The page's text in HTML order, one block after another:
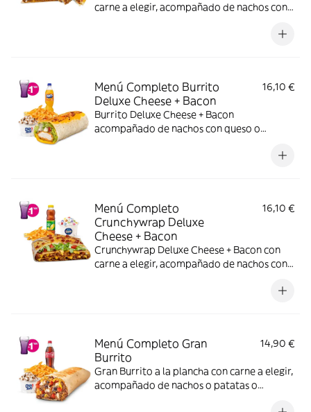
carne a elegir, acompañado de nachos con
Menú Completo Burrito
Deluxe Cheese + Bacon
16,10 €
Burrito Deluxe Cheese + Bacon
acompañado de nachos con queso o
Menú Completo
Crunchywrap Deluxe
Cheese + Bacon
16,10 €
Crunchywrap Deluxe Cheese + Bacon con
carne a elegir, acompañado de nachos con
Menú Completo Gran
Burrito
14,90 €
Gran Burrito a la plancha con carne a elegir,
acompañado de nachos o patatas o